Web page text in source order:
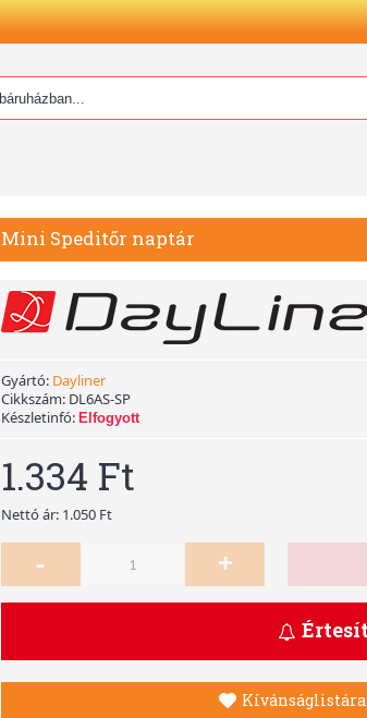
Mini Speditőr naptár
Gyártó: Dayliner
Cikkszám: DL6AS-SP
Készletinfó: Elfogyott
1.334 Ft
Nettó ár: 1.050 Ft
- +
Kívánságlistára